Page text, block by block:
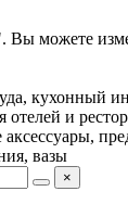
Вы можете
кухонный
отелей и
вазы
×